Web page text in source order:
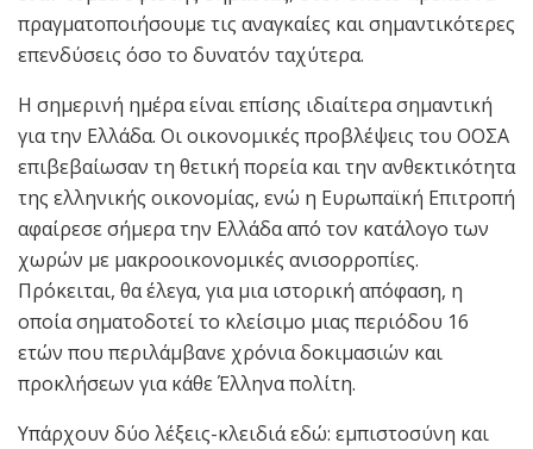
πραγματοποιήσουμε τις αναγκαίες και σημαντικότερες
επενδύσεις όσο το δυνατόν ταχύτερα.
Η σημερινή ημέρα είναι επίσης ιδιαίτερα σημαντική
για την Ελλάδα. Οι οικονομικές προβλέψεις του ΟΟΣΑ
επιβεβαίωσαν τη θετική πορεία και την ανθεκτικότητα
της ελληνικής οικονομίας, ενώ η Ευρωπαϊκή Επιτροπή
αφαίρεσε σήμερα την Ελλάδα από τον κατάλογο των
χωρών με μακροοικονομικές ανισορροπίες.
Πρόκειται, θα έλεγα, για μια ιστορική απόφαση, η
οποία σηματοδοτεί το κλείσιμο μιας περιόδου 16
ετών που περιλάμβανε χρόνια δοκιμασιών και
προκλήσεων για κάθε Έλληνα πολίτη.
Υπάρχουν δύο λέξεις-κλειδιά εδώ: εμπιστοσύνη και